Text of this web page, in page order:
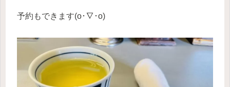
予約もできます(o･∇･o)